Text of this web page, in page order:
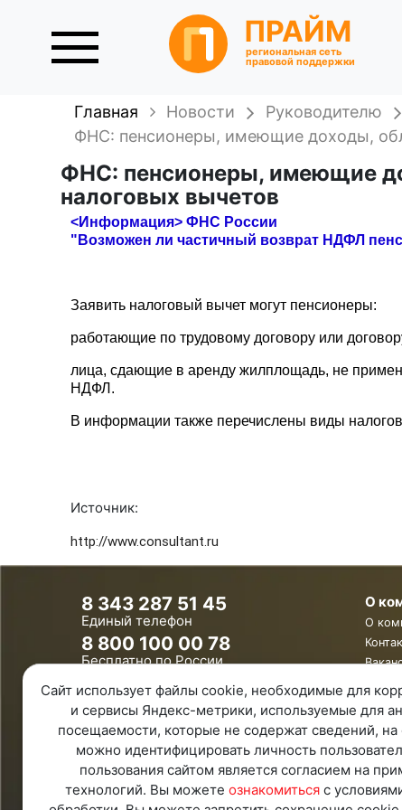
ПРАЙМ
региональная сеть
правовой поддержки
Главная Новости
Руководителю
ФНС: пенсионеры, имеющие доходы,
ФНС: пенсионеры, имеющие
налоговых вычетов
<Информация> ФНС России
"Возможен ли частичный возврат НДФЛ
Заявить налоговый вычет могут пенсионеры:
работающие по трудовому договору или
лица, сдающие в аренду жилплощадь, не
НДФЛ.
В информации также перечислены виды
Источник:
http://www.consultant.ru
8 343 287 51 45
Единый телефон
8 800 100 00 78
Бесплатно по России
Обратная связь
Удаленная поддержка
Политика обработки персональных
данных
Карта Сайта
О
О
Сайт использует файлы cookie, необходимые для
и сервисы Яндекс-метрики, используемые для
посещаемости, которые не содержат сведений, на
можно идентифицировать личность
пользования сайтом является согласием на
технологий. Вы можете ознакомитьсяс